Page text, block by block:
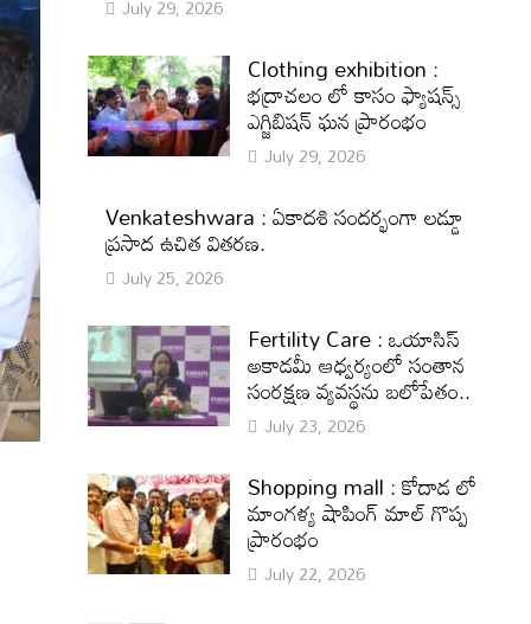
July 29, 2026
Clothing exhibition :
భద్రాచలం లో కాసం ఫ్యాషన్స్
ఎగ్జిబిషన్ ఘన ప్రారంభం
July 29, 2026
Venkateshwara : ఏకాదశి సందర్భంగా లడ్డూ
ప్రసాద ఉచిత వితరణ.
July 25, 2026
Fertility Care : ఒయాసిస్
అకాడమీ ఆధ్వర్యంలో సంతాన
సంరక్షణ వ్యవస్థను బలోపేతం..
July 23, 2026
Shopping mall : కోదాడ లో
మాంగళ్య షాపింగ్ మాల్ గొప్ప
ప్రారంభం
July 22, 2026